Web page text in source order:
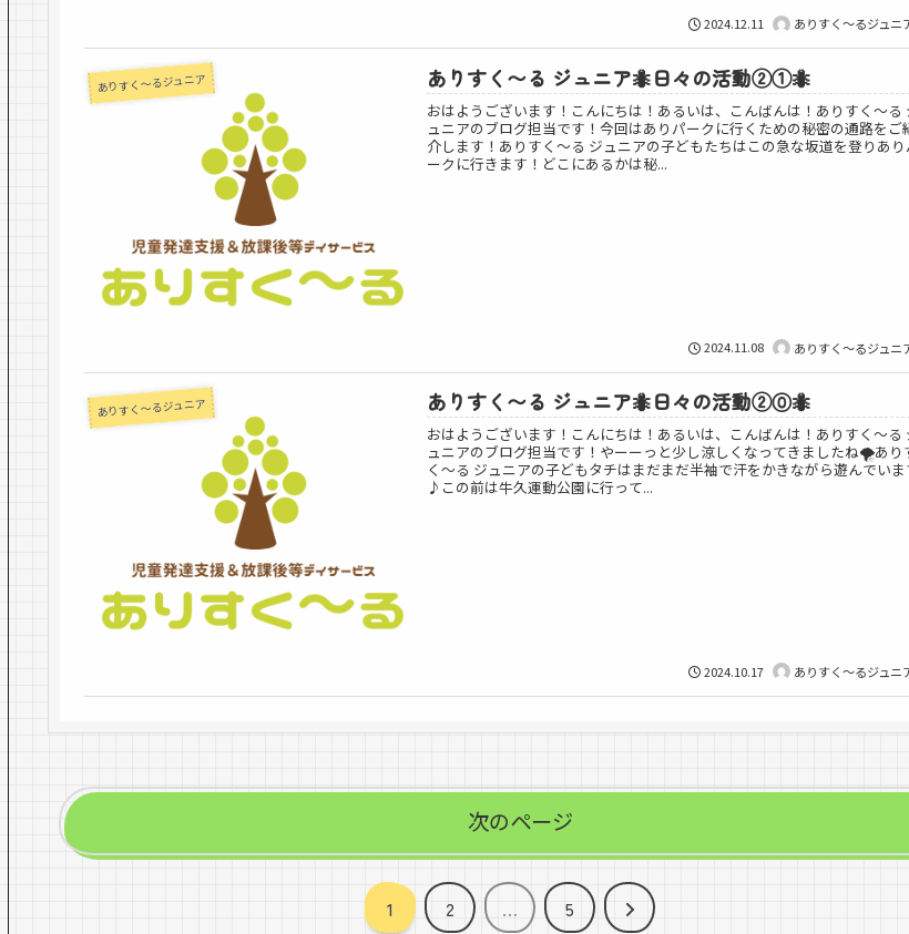
2024.12.11 ありすく～るジュニ
ありすく～るジュニア ありすく〜る ジュニア🐜日々の活動②①🐜
おはようございます！こんにちは！あるいは、こんばんは！ありすく～る
ュニアのブログ担当です！今回はありパークに行くための秘密の通路をご
介します！ありすく〜る ジュニアの子どもたちはこの急な坂道を登りあり
ークに行きます！どこにあるかは秘...
2024.11.08 ありすく～るジュニ
ありすく～るジュニア ありすく〜る ジュニア🐜日々の活動②⓪🐜
おはようございます！こんにちは！あるいは、こんばんは！ありすく～る
ュニアのブログ担当です！やーーっと少し涼しくなってきましたね🌪️あり
く〜る ジュニアの子どもタチはまだまだ半袖で汗をかきながら遊んでいま
♪この前は牛久運動公園に行って...
2024.10.17 ありすく～るジュニ
次のページ
1 2 … 5 次